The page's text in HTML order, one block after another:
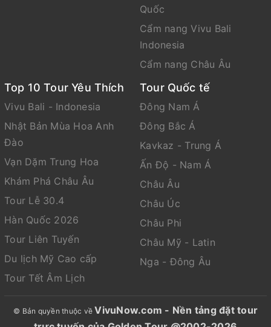
Quốc
Cẩm nang Vivu Bali
Indonesia
Cẩm nang Châu Âu
Top 10 Tour Yêu Thích
Vivu Bali - Indonesia
Nhật Bản Mùa Hoa Anh
Đào
Vạn Dặm Trung Hoa
Khám Phá Châu Âu
Tour Lễ 30.4
Hàn Quốc 2026
Tour Liên Tuyến
Du lịch Mỹ Cao cấp
Tour Tết Âm Lịch
Tour Quốc tế
Đông Nam Á
Đông Bắc Á
Kavkaz - Trung Á
Ấn Độ - Nam Á
Châu Âu
Châu Úc
Châu Phi
Châu Mỹ - Latin
Nga - Đông Âu
© Bản quyền thuộc về VivuNow.com - Nền tảng đặt tour